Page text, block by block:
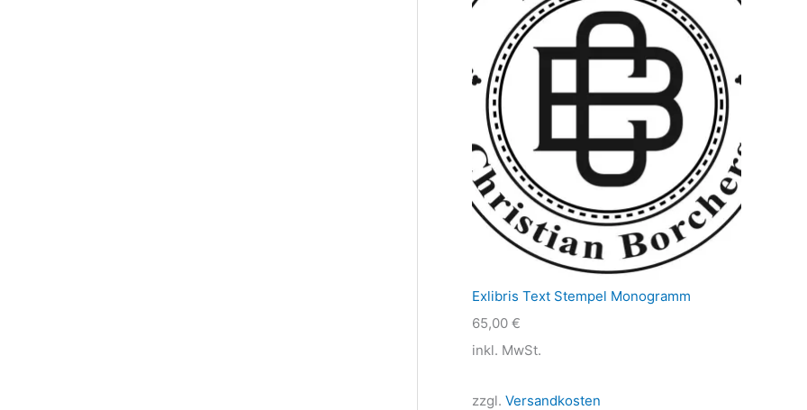
Exlibris Text Stempel Monogramm
65,00 €
inkl. MwSt.
zzgl. Versandkosten